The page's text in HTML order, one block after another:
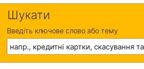
Шукати
Введіть ключове слово або тему